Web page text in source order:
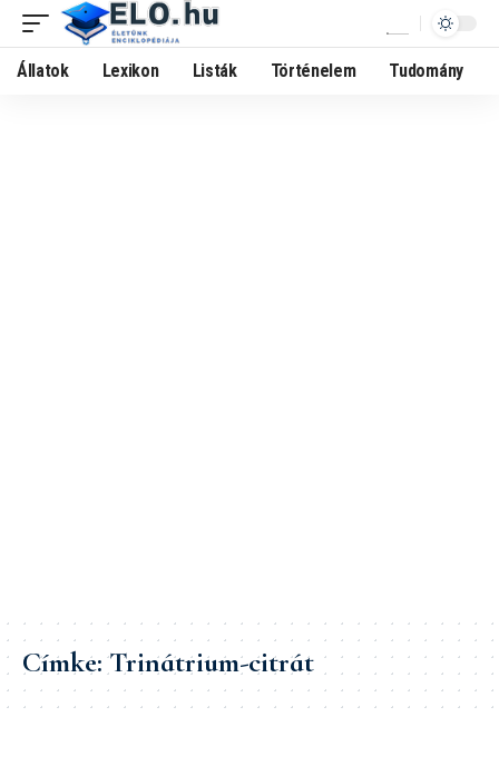
Állatok Lexikon Listák Történelem Tudomány
Címke:Trinátrium-citrát